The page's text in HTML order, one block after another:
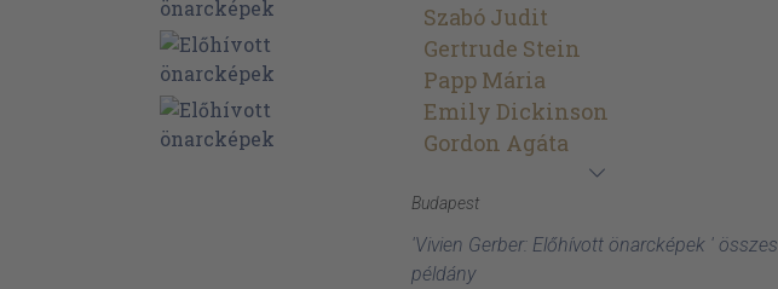
Szabó Judit
Gertrude Stein
Papp Mária
Emily Dickinson
Gordon Agáta
Budapest
'Vivien Gerber: Előhívott önarcképek ' összes
példány